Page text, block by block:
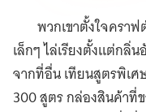
พวกเขาตั้งใจครา
เล็กๆ ไล่เรียงตั้งแต่กลิ่
จากที่อื่น เทียนสูตรพิเ
300 สูตร กล่องสินค้าที่